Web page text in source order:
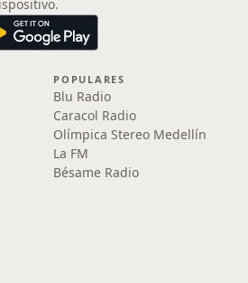
POPULARES
Blu Radio
Caracol Radio
Olímpica Stereo Medellín
La FM
Bésame Radio